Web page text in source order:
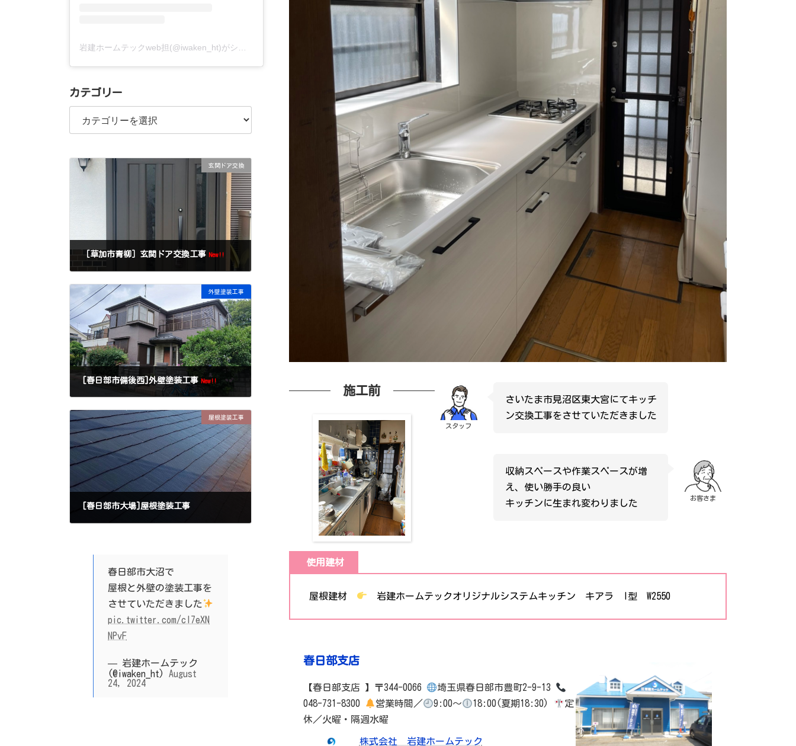
施工前
スタッフ
さいたま市見沼区東大宮にてキッチ
ン交換工事をさせていただきました
お客さま
収納スペースや作業スペースが増
え、使い勝手の良い
キッチンに生まれ変わりました
使用建材
屋根建材 岩建ホームテックオリジナルシステムキッチン キアラ I型 W2550
春日部支店
【春日部支店 】〒344-0066
埼玉県春日部市豊町2-9-13
048-731-8300
営業時間／ 9:00～ 18:00(夏期18:30)
定
休／火曜・隔週水曜
株式会社 岩建ホームテック
岩建ホームテックweb担(@iwaken_ht)がシェアした投稿
カテゴリー
カ
リ
玄関ドア交換
［草加市青柳］玄関ドア交換工事 New!!
外壁塗装工事
[春日部市備後西]外壁塗装工事 New!!
屋根塗装工事
[春日部市大場]屋根塗装工事
春日部市大沼で
屋根と外壁の塗装工事を
させていただきました
pic.twitter.com/cI7eXN
NPvF
— 岩建ホームテック
(@iwaken_ht) August
24, 2024